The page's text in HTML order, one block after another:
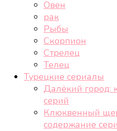
Овен
рак
Рыбы
Скорпион
Стрелец
Телец
Турецкие сериалы
Далёкий город:
серий
Клюквенный
содержание